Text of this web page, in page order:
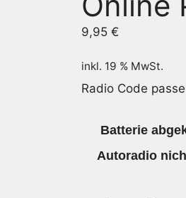
9,95€
inkl. 19 % MwSt.
Radio Code
Batterie
Autoradio